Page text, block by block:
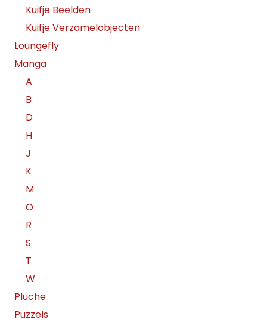
Kuifje Beelden
Kuifje Verzamelobjecten
Loungefly
Manga
A
B
D
H
J
K
M
O
R
S
T
W
Pluche
Puzzels